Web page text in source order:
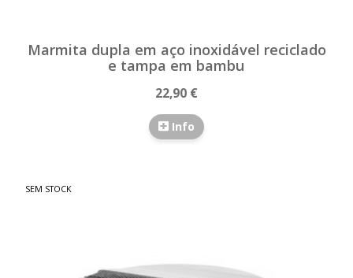
Marmita dupla em aço inoxidável reciclado
e tampa em bambu
22,90 €
Info
SEM STOCK